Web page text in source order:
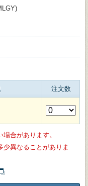
注文数
合があります。
少異なることがありま